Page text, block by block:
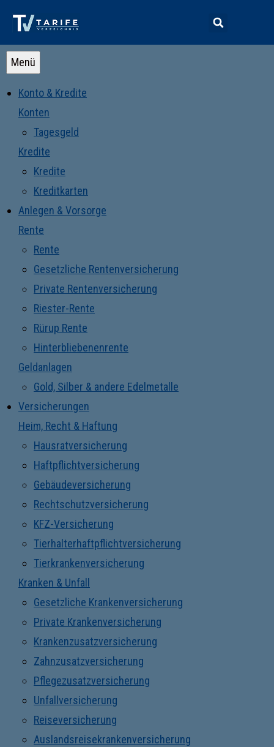
Menü
Konto & Kredite
Konten
Tagesgeld
Kredite
Kredite
Kreditkarten
Anlegen & Vorsorge
Rente
Rente
Gesetzliche Rentenversicherung
Private Rentenversicherung
Riester-Rente
Rürup Rente
Hinterbliebenenrente
Geldanlagen
Gold, Silber & andere Edelmetalle
Versicherungen
Heim, Recht & Haftung
Hausratversicherung
Haftpflichtversicherung
Gebäudeversicherung
Rechtschutzversicherung
KFZ-Versicherung
Tierhalterhaftpflichtversicherung
Tierkrankenversicherung
Kranken & Unfall
Gesetzliche Krankenversicherung
Private Krankenversicherung
Krankenzusatzversicherung
Zahnzusatzversicherung
Pflegezusatzversicherung
Unfallversicherung
Reiseversicherung
Auslandsreisekrankenversicherung